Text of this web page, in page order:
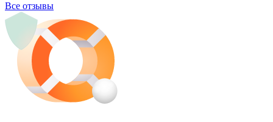
Все отзывы